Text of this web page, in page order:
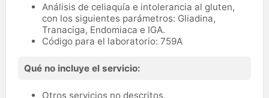
Análisis de celiaquía e intolerancia al gluten,
con los siguientes parámetros: Gliadina,
Tranaciga, Endomiaca e IGA.
Código para el laboratorio: 759A
Qué no incluye el servicio:
Otros servicios no descritos.